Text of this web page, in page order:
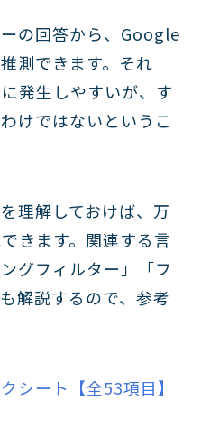
の回答から、Google
測できます。それ
発生しやすいが、す
けではないというこ
理解しておけば、万
きます。関連する言
グフィルター」「フ
解説するので、参考
シート【全53項目】